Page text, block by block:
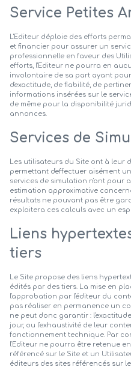
Service Petites
L'Editeur déploie des efforts
et financier pour assurer un
professionnelle en faveur des
efforts, l'Editeur ne pourra en
involontaire de sa part ayant
d'exactitude, de fiabilité, de
informations insérées sur le
de même pour la disponibilité
annonces.
Services de
Les utilisateurs du Site ont à leur
permettant d'effectuer aisément
services de simulation n'ont pour
estimation approximative
résultats ne pouvant pas être
exploitera ces calculs avec un
Liens
tiers
Le Site propose des liens
édités par des tiers. La mise en
l'approbation par l'éditeur du
pas réaliser en permanence un
ne peut donc garantir :
jour, ou l'exhaustivité de leur
fonctionnement technique. Par
l'Editeur ne pourra être retenue
référencé sur le Site et un
éditeurs des sites référencés sur